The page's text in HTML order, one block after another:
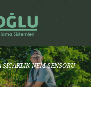
NEM SENSÖRÜ